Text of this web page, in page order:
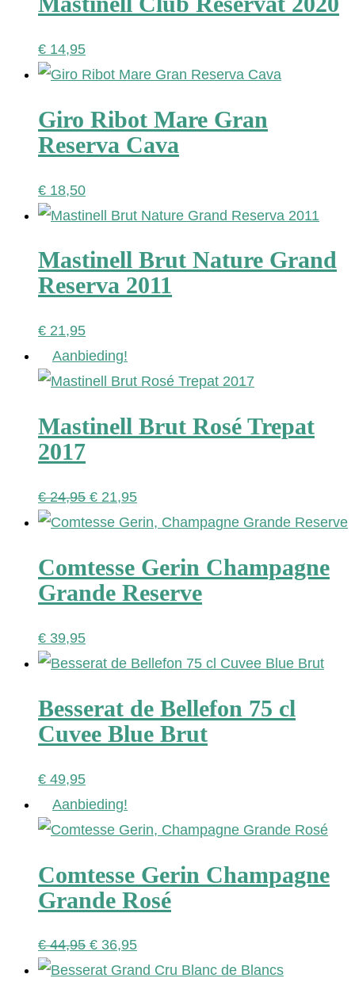
€ 14,95
Giro Ribot Mare Gran
Reserva Cava
€ 18,50
Mastinell Brut Nature Grand
Reserva 2011
€ 21,95
Aanbieding!
Mastinell Brut Rosé Trepat
2017
€24,95 Oorspronkelijke
prijs
€ 24,95.
€ 21,95Huidige
prijs
€ 21,95.
Comtesse Gerin Champagne
Grande Reserve
€ 39,95
Besserat de Bellefon 75 cl
Cuvee Blue Brut
€ 49,95
Aanbieding!
Comtesse Gerin Champagne
Grande Rosé
€44,95 Oorspronkelijke
prijs
€ 36,95Huidige
prijs